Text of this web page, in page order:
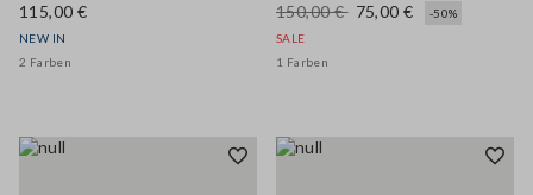
115,00 €
NEW IN
2 Farben
150,00 € 75,00 €
-50%
SALE
1 Farben